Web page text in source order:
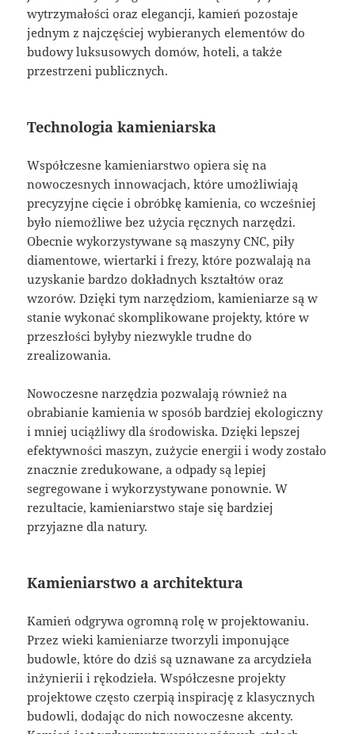
wytrzymałości oraz elegancji, kamień pozostaje
jednym z najczęściej wybieranych elementów do
budowy luksusowych domów, hoteli, a także
przestrzeni publicznych.
Technologia kamieniarska
Współczesne kamieniarstwo opiera się na
nowoczesnych innowacjach, które umożliwiają
precyzyjne cięcie i obróbkę kamienia, co wcześniej
było niemożliwe bez użycia ręcznych narzędzi.
Obecnie wykorzystywane są maszyny CNC, piły
diamentowe, wiertarki i frezy, które pozwalają na
uzyskanie bardzo dokładnych kształtów oraz
wzorów. Dzięki tym narzędziom, kamieniarze są w
stanie wykonać skomplikowane projekty, które w
przeszłości byłyby niezwykle trudne do
zrealizowania.
Nowoczesne narzędzia pozwalają również na
obrabianie kamienia w sposób bardziej ekologiczny
i mniej uciążliwy dla środowiska. Dzięki lepszej
efektywności maszyn, zużycie energii i wody zostało
znacznie zredukowane, a odpady są lepiej
segregowane i wykorzystywane ponownie. W
rezultacie, kamieniarstwo staje się bardziej
przyjazne dla natury.
Kamieniarstwo a architektura
Kamień odgrywa ogromną rolę w projektowaniu.
Przez wieki kamieniarze tworzyli imponujące
budowle, które do dziś są uznawane za arcydzieła
inżynierii i rękodzieła. Współczesne projekty
projektowe często czerpią inspirację z klasycznych
budowli, dodając do nich nowoczesne akcenty.